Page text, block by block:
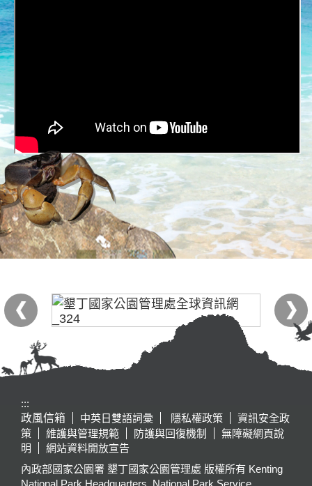
:::
政風信箱
中英日雙語詞彙 隱私權政策
資訊安全政
策
維護與管理規範 防護與回復機制
無障礙網頁說
明
網站資料開放宣告
內政部國家公園署 墾丁國家公園管理處 版權所有 Kenting
National Park Headquarters, National Park Service,